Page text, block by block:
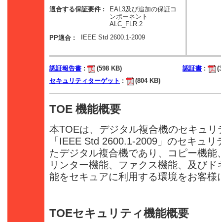
適合する保証要件 :
EAL3及び追加の保証コ
ンポーネント
ALC_FLR.2
PP適合 :
IEEE Std 2600.1-2009
認証報告書 : (598 KB) 認証書 :
セキュリティターゲット : (804 KB)
TOE 機能概要
本TOEは、デジタル複合機のセキュ
「IEEE Std 2600.1-2009」のセキュ
たデジタル複合機であり、コピー機
リンター機能、ファクス機能、及び
能をセキュアに利用する環境をお客様
TOEセキュリティ機能概要